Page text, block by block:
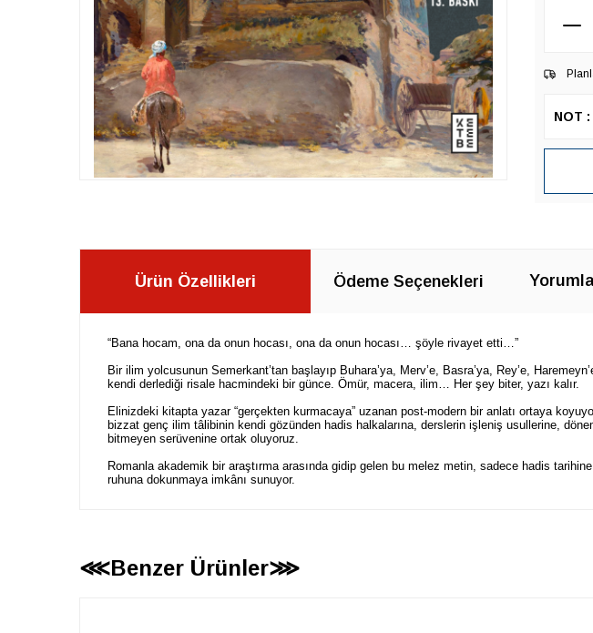
NOT :
Ürün Özellikleri Ödeme Seçenekleri
“Bana hocam, ona da onun hocası, ona da onun hocası… şöyle rivayet etti…”
Bir ilim yolcusunun Semerkant’tan başlayıp Buhara’ya, Merv’e, Basra’ya, Rey’e,
kendi derlediği risale hacmindeki bir günce. Ömür, macera, ilim… Her şey biter, yazı kalır.
Elinizdeki kitapta yazar “gerçekten kurmacaya” uzanan post-modern bir anlatı ortaya
bizzat genç ilim tâlibinin kendi gözünden hadis halkalarına, derslerin işleniş usullerine,
bitmeyen serüvenine ortak oluyoruz.
Romanla akademik bir araştırma arasında gidip gelen bu melez metin, sadece hadis
ruhuna dokunmaya imkânı sunuyor.
⋘Benzer Ürünler⋙